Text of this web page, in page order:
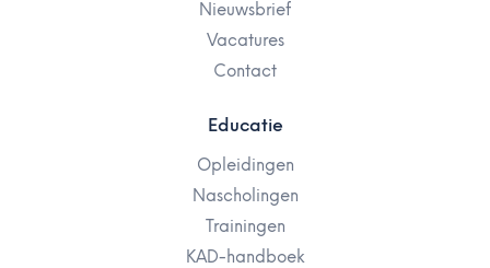
Nieuwsbrief
Vacatures
Contact
Educatie
Opleidingen
Nascholingen
Trainingen
KAD-handboek